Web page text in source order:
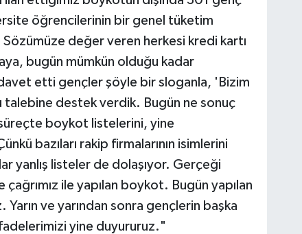
öğrencilerinin bir genel tüketim
değer veren herkesi kredi kartı
bugün mümkün olduğu kadar
davet etti gençler şöyle bir sloganla, 'Bizim
talebine destek verdik. Bugün ne sonuç
boykot listelerini, yine
bazıları rakip firmalarının isimlerini
yanlış listeler de dolaşıyor. Gerçeği
ile yapılan boykot. Bugün yapılan
ve yarından sonra gençlerin başka
yine duyururuz."